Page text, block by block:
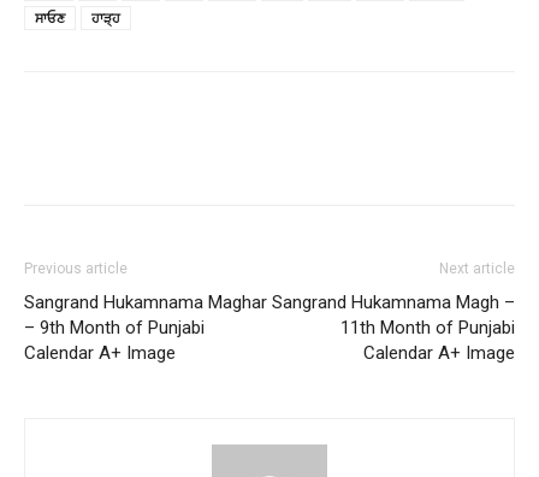
ਸਾਓਣ
ਹਾੜ੍ਹ
Previous article
Sangrand Hukamnama Maghar
– 9th Month of Punjabi
Calendar A+ Image
Next article
Sangrand Hukamnama Magh –
11th Month of Punjabi
Calendar A+ Image